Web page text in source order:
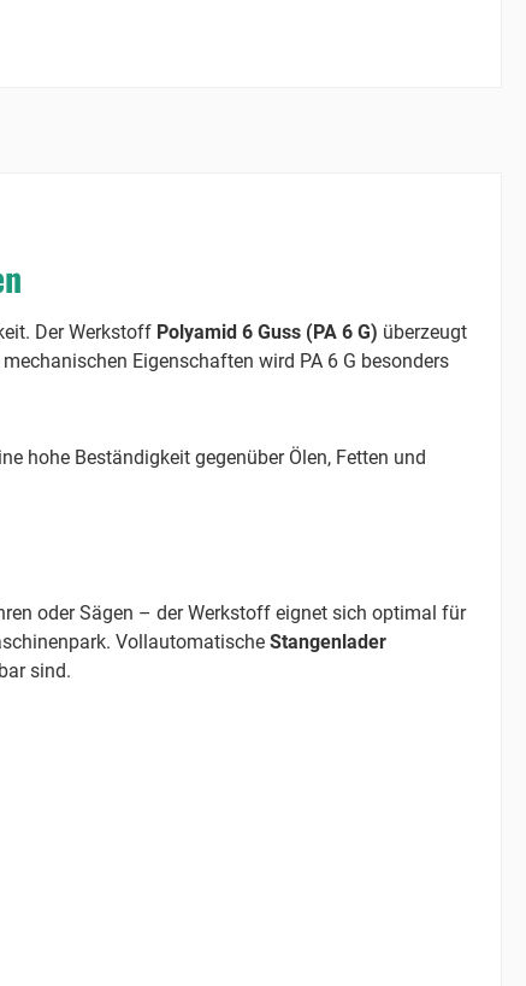
Der Werkstoff Polyamid 6 Guss (PA 6 G) überzeugt
Eigenschaften wird PA 6 G besonders
hohe Beständigkeit gegenüber Ölen, Fetten und
oder Sägen – der Werkstoff eignet sich optimal für
Vollautomatische Stangenlader
sind.